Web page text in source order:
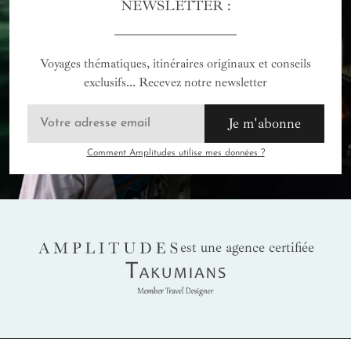
NEWSLETTER :
Voyages thématiques, itinéraires originaux et conseils
exclusifs... Recevez notre newsletter
Je m'abonne
Comment Amplitudes utilise mes données ?
AMPLITUDES
est une agence certifiée
Takumians